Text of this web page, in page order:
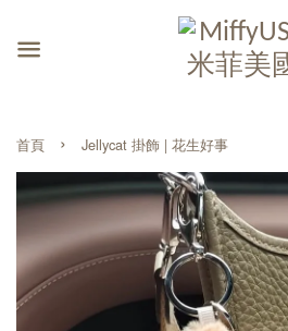
首頁 › Jellycat 掛飾 | 花生好事